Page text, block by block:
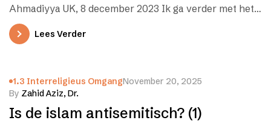
Ahmadiyya UK, 8 december 2023 Ik ga verder met het
onderwerp…
Lees Verder
1.3 Interreligieus OmgangNovember 20, 2025
By Zahid Aziz, Dr.
Is de islam antisemitisch? (1)